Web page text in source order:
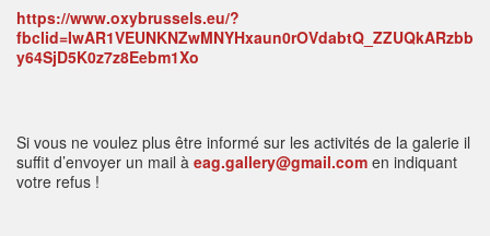
https://www.oxybrussels.eu/?
fbclid=IwAR1VEUNKNZwMNYHxaun0rOVdabtQ_ZZUQkARzbb
y64SjD5K0z7z8Eebm1Xo
Si vous ne voulez plus être informé sur les activités de la galerie il
suffit d’envoyer un mail à eag.gallery@gmail.com en indiquant
votre refus !